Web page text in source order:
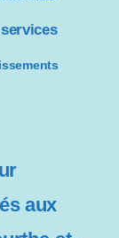
services
aux